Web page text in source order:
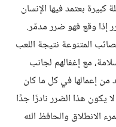
بعتمد فيها الإنسان
إذا وقع فهو ضرر مدمّر.
المتنوعة نتيجة اللعب
مع إغفالهم لجانب
من إعمالها في كل ما كان
يكون هذا الضرر نادرًا جدًا
الانطلاق والحافظ الله